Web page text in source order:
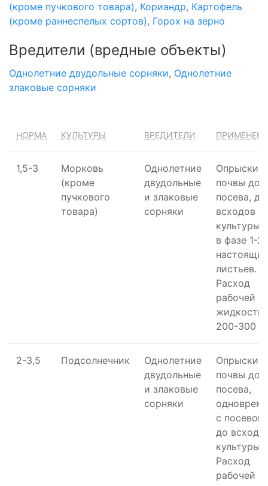
(кроме пучкового товара), Кориандр, Картофель
(кроме раннеспелых сортов), Горох на зерно
Вредители (вредные объекты)
Однолетние двудольные сорняки, Однолетние
злаковые сорняки
НОРМА КУЛЬТУРЫ ВРЕДИТЕЛИ
1,5-3
Морковь
(кроме
пучкового
товара)
Однолетние
двудольные
и злаковые
сорняки
почвы до
посева, до
всходов
культуры
в фазе 1-2
настоящих
листьев.
Расход
рабочей
жидкости
200-300
2-3,5 Подсолнечник
Однолетние
двудольные
и злаковые
сорняки
почвы до
посева,
с посевом
до
культуры.
Расход
рабочей